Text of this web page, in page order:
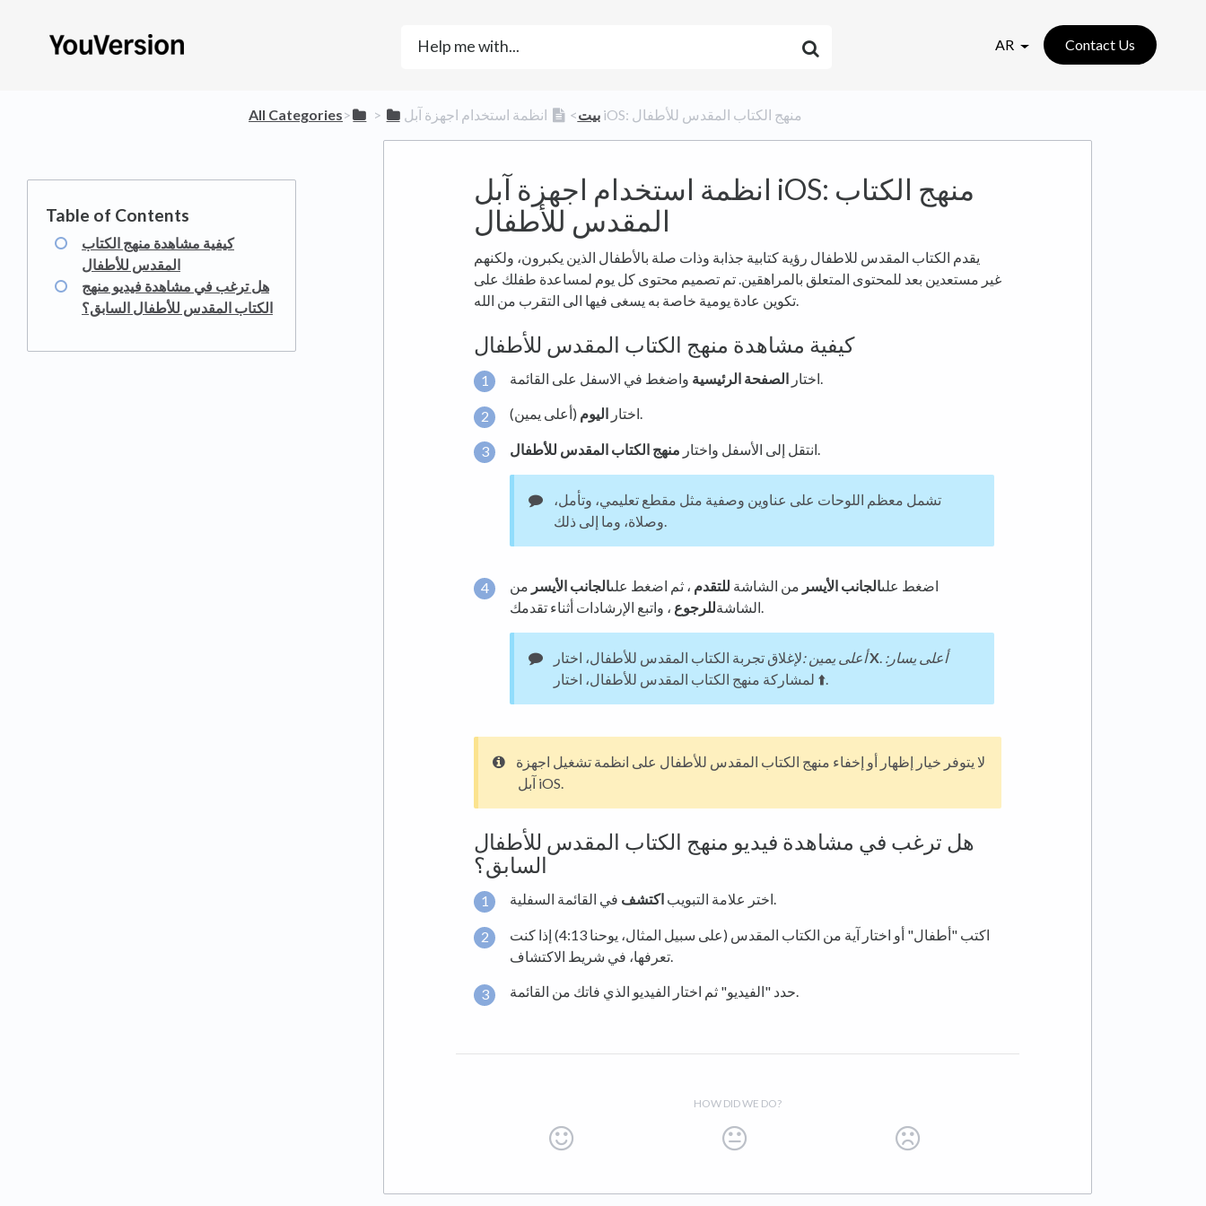
AR Contact Us
All Categories​>​ ​ > ​ ​بيت​>​ انظمة استخدام اجهزة آبل iOS: منهج الكتاب المقدس للأطفال
انظمة استخدام اجهزة آبل iOS: منهج الكتاب
المقدس للأطفال
كيفية مشاهدة منهج الكتاب
المقدس للأطفال
هل ترغب في مشاهدة فيديو منهج
الكتاب المقدس للأطفال السابق؟
يقدم الكتاب المقدس للاطفال رؤية كتابية جذابة وذات صلة بالأطفال الذين يكبرون، ولكنهم
غير مستعدين بعد للمحتوى المتعلق بالمراهقين. تم تصميم محتوى كل يوم لمساعدة طفلك على
تكوين عادة يومية خاصة به يسغى فيها الى التقرب من الله.
كيفية مشاهدة منهج الكتاب المقدس للأطفال
اختار الصفحة الرئيسية
اختار اليوم (أعلى يمين).
انتقل إلى الأسفل واختار منهج الكتاب المقدس للأطفال .
تشمل معظم اللوحات على عناوين وصفية مثل مقطع تعليمي، وتأمل،
وصلاة، وما إلى ذلك.
اضغط علىالجانب الأيسر من الشاشة للتقدم ، ثم اضغط علىالجانب الأيسر من
الشاشةللرجوع
أعلى يمين :لإغلاق تجربة الكتاب المقدس للأطفال، اختارX أعلى يسار:
لمشاركة منهج الكتاب المقدس للأطفال، اختار ⬆️.
لا يتوفر خيار إظهار أو إخفاء منهج الكتاب المقدس للأطفال على انظمة تشغيل اجهزة
آبل iOS.
هل ترغب في مشاهدة فيديو منهج الكتاب المقدس للأطفال
السابق؟
اختر علامة التبويب اكتشف في القائمة السفلية.
اكتب "أطفال" أو اختار آية من الكتاب المقدس (على سبيل المثال، يوحنا 4:13) إذا كنت
حدد "الفيديو" ثم اختار الفيديو الذي فاتك من القائمة.
HOW DID WE DO?